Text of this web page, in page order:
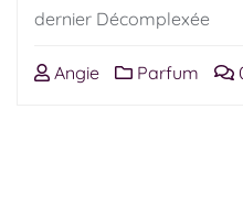
dernier Décomplexée
Angie Parfum